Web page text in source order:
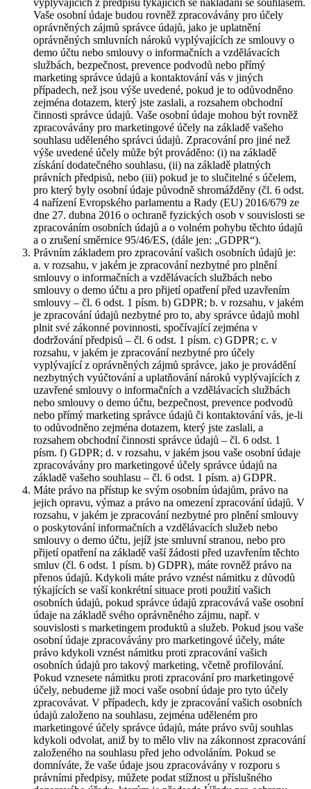
vyplývajících z předpisů týkajících se nakládání se souhlasem.
Vaše osobní údaje budou rovněž zpracovávány pro účely
oprávněných zájmů správce údajů, jako je uplatnění
oprávněných smluvních nároků vyplývajících ze smlouvy o
demo účtu nebo smlouvy o informačních a vzdělávacích
službách, bezpečnost, prevence podvodů nebo přímý
marketing správce údajů a kontaktování vás v jiných
případech, než jsou výše uvedené, pokud je to odůvodněno
zejména dotazem, který jste zaslali, a rozsahem obchodní
činnosti správce údajů. Vaše osobní údaje mohou být rovněž
zpracovávány pro marketingové účely na základě vašeho
souhlasu uděleného správci údajů. Zpracování pro jiné než
výše uvedené účely může být prováděno: (i) na základě
získání dodatečného souhlasu, (ii) na základě platných
právních předpisů, nebo (iii) pokud je to slučitelné s účelem,
pro který byly osobní údaje původně shromážděny (čl. 6 odst.
4 nařízení Evropského parlamentu a Rady (EU) 2016/679 ze
dne 27. dubna 2016 o ochraně fyzických osob v souvislosti se
zpracováním osobních údajů a o volném pohybu těchto údajů
a o zrušení směrnice 95/46/ES, (dále jen: „GDPR“).
Právním základem pro zpracování vašich osobních údajů je:
a. v rozsahu, v jakém je zpracování nezbytné pro plnění
smlouvy o informačních a vzdělávacích službách nebo
smlouvy o demo účtu a pro přijetí opatření před uzavřením
smlouvy – čl. 6 odst. 1 písm. b) GDPR; b. v rozsahu, v jakém
je zpracování údajů nezbytné pro to, aby správce údajů mohl
plnit své zákonné povinnosti, spočívající zejména v
dodržování předpisů – čl. 6 odst. 1 písm. c) GDPR; c. v
rozsahu, v jakém je zpracování nezbytné pro účely
vyplývající z oprávněných zájmů správce, jako je provádění
nezbytných vyúčtování a uplatňování nároků vyplývajících z
uzavřené smlouvy o informačních a vzdělávacích službách
nebo smlouvy o demo účtu, bezpečnost, prevence podvodů
nebo přímý marketing správce údajů či kontaktování vás, je-li
to odůvodněno zejména dotazem, který jste zaslali, a
rozsahem obchodní činnosti správce údajů – čl. 6 odst. 1
písm. f) GDPR; d. v rozsahu, v jakém jsou vaše osobní údaje
zpracovávány pro marketingové účely správce údajů na
základě vašeho souhlasu – čl. 6 odst. 1 písm. a) GDPR.
Máte právo na přístup ke svým osobním údajům, právo na
jejich opravu, výmaz a právo na omezení zpracování údajů. V
rozsahu, v jakém je zpracování nezbytné pro plnění smlouvy
o poskytování informačních a vzdělávacích služeb nebo
smlouvy o demo účtu, jejíž jste smluvní stranou, nebo pro
přijetí opatření na základě vaší žádosti před uzavřením těchto
smluv (čl. 6 odst. 1 písm. b) GDPR), máte rovněž právo na
přenos údajů. Kdykoli máte právo vznést námitku z důvodů
týkajících se vaší konkrétní situace proti použití vašich
osobních údajů, pokud správce údajů zpracovává vaše osobní
údaje na základě svého oprávněného zájmu, např. v
souvislosti s marketingem produktů a služeb. Pokud jsou vaše
osobní údaje zpracovávány pro marketingové účely, máte
právo kdykoli vznést námitku proti zpracování vašich
osobních údajů pro takový marketing, včetně profilování.
Pokud vznesete námitku proti zpracování pro marketingové
účely, nebudeme již moci vaše osobní údaje pro tyto účely
zpracovávat. V případech, kdy je zpracování vašich osobních
údajů založeno na souhlasu, zejména uděleném pro
marketingové účely správce údajů, máte právo svůj souhlas
kdykoli odvolat, aniž by to mělo vliv na zákonnost zpracování
založeného na souhlasu před jeho odvoláním. Pokud se
domníváte, že vaše údaje jsou zpracovávány v rozporu s
právními předpisy, můžete podat stížnost u příslušného